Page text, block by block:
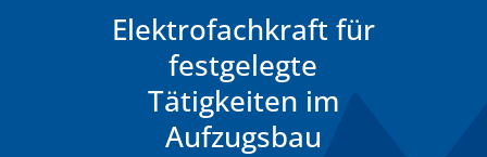
Elektrofachkraft für
festgelegte
Tätigkeiten im
Aufzugsbau